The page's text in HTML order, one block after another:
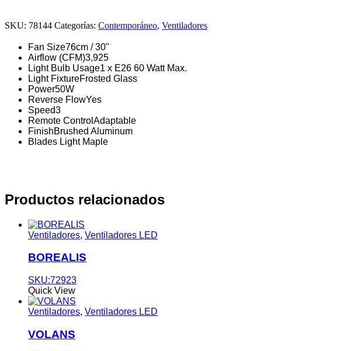
SKU: 78144 Categorías: Contemporáneo, Ventiladores
Fan Size76cm / 30"
Airflow (CFM)3,925
Light Bulb Usage1 x E26 60 Watt Max.
Light FixtureFrosted Glass
Power50W
Reverse FlowYes
Speed3
Remote Control Adaptable
FinishBrushed Aluminum
Blades Light Maple
Productos relacionados
Ventiladores, Ventiladores LED
BOREALIS
SKU:72923
Quick View
Ventiladores, Ventiladores LED
VOLANS